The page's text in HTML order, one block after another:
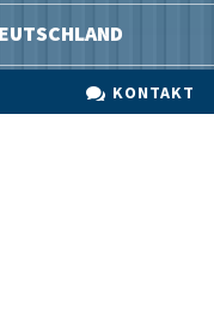
 KONTAKT